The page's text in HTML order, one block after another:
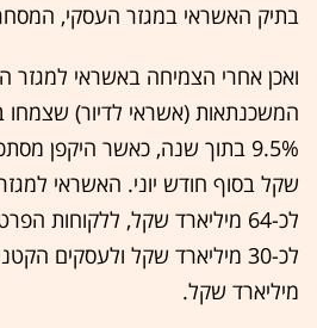
בתיק האשראי במגזר העסקי,
ואכן אחרי הצמיחה באשראי למגזר
המשכנתאות (אשראי לדיור)
מיליארד שקל.